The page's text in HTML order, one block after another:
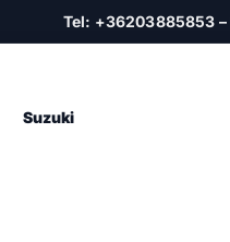
Tel: +36203885853 –
Suzuki